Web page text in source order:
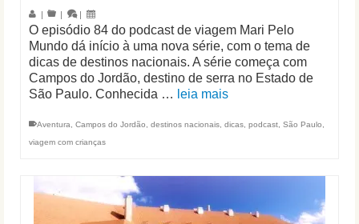
| | |
O episódio 84 do podcast de viagem Mari Pelo
Mundo dá início à uma nova série, com o tema de
dicas de destinos nacionais. A série começa com
Campos do Jordão, destino de serra no Estado de
São Paulo. Conhecida … leia mais
Aventura Campos do Jordão destinos nacionais dicas podcast São Paulo
viagem com crianças